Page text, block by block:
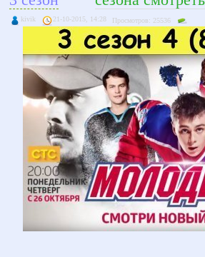
kivik 21-10-2015, 14:28 Просмотров: 25536